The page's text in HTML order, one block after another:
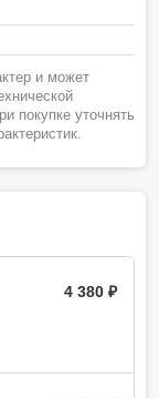
и может
покупке уточнять
4 380 ₽